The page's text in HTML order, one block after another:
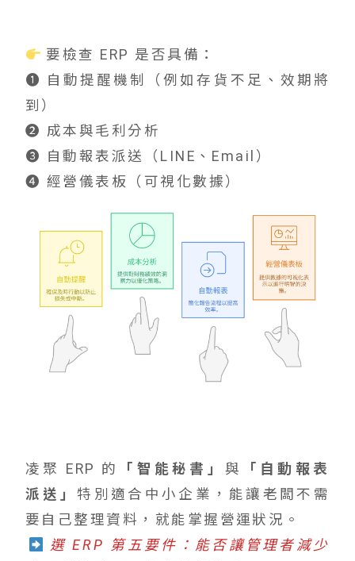
要檢查 ERP 是否具備：
➊ 自動提醒機制（例如存貨不足、效期將
到）
➋ 成本與毛利分析
➌ 自動報表派送（LINE、Email）
➍ 經營儀表板（可視化數據）
凌聚 ERP 的 「智能秘書」與
「自動報表
派送」特別適合中小企業，能讓老闆不需
要自己整理資料，就能掌握營運狀況。
選 ERP 第五要件：能否讓管理者減少